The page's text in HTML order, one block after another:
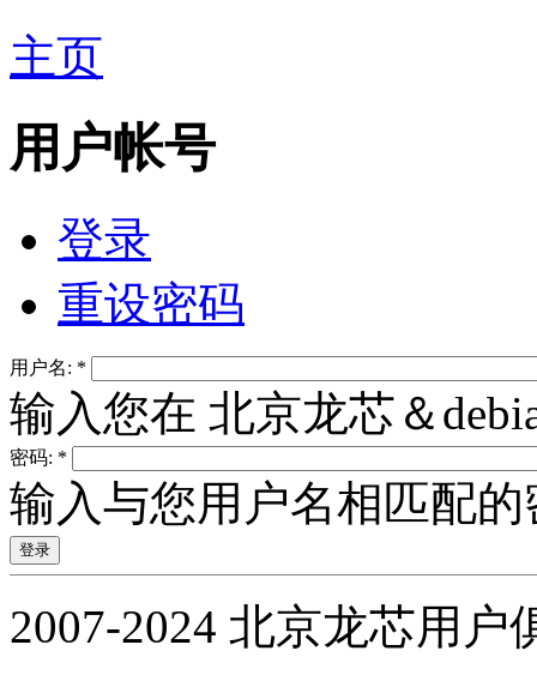
主页
用户帐号
登录
重设密码
用户名: *
输入您在 北京龙芯＆
密码: *
输入与您用户名相匹配的
2007-2024 北京龙芯用户